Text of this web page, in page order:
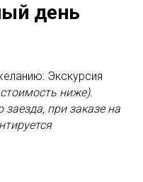
день
Экскурсия
ниже).
при заказе на